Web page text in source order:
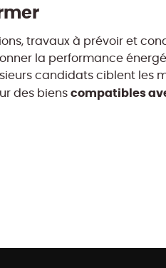
travaux à prévoir et
la performance
candidats ciblent les
des biens compatibles